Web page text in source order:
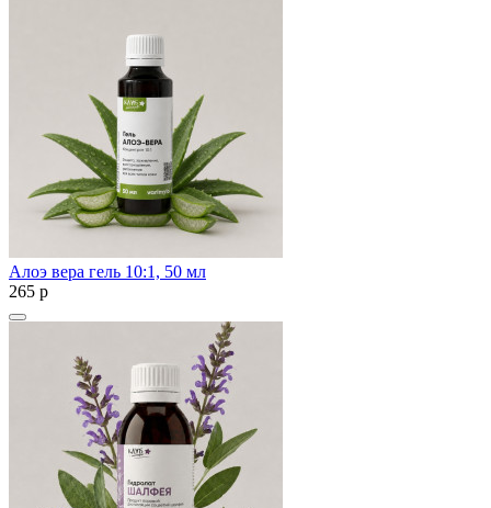
Алоэ вера гель 10:1, 50 мл
265 p